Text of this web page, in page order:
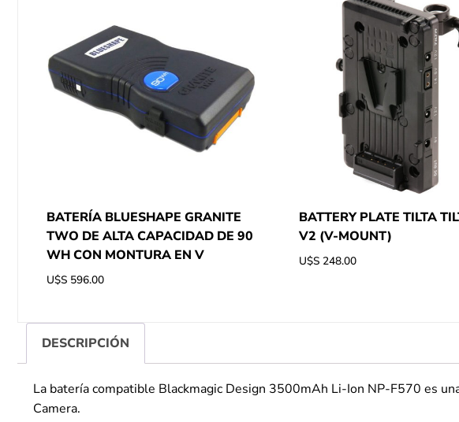
BATERÍA BLUESHAPE GRANITE
TWO DE ALTA CAPACIDAD DE 90
WH CON MONTURA EN V
U$S 596.00
BATTERY PLATE TILTA
V2 (V-MOUNT)
U$S 248.00
DESCRIPCIÓN
La batería compatible Blackmagic Design 3500mAh Li-Ion NP-F570 es
Camera.